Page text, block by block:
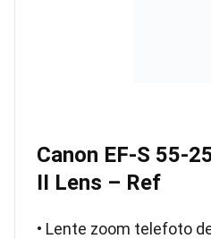
Canon EF-S 55-
II Lens – Ref
• Lente zoom telefoto